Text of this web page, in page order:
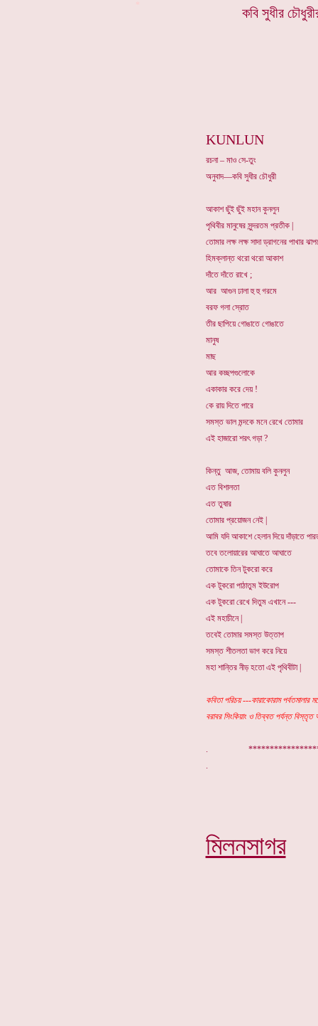
কবি সুধীর
KUNLUN
রচনা – মাও সে-তুং
অনুবাদ—কবি সুধীর চৌধুরী
আকাশ ছুঁই ছুঁই মহান কুনলুন
পৃথিবীর মানুষের সুন্দরতম প্রতীক |
তোমার লক্ষ লক্ষ সাদা ড্রাগনের পাখার
হিমক্লান্ত থরো থরো আকাশ
দাঁতে দাঁতে রাখে ;
আর আগুন ঢালা হু হু গরমে
বরফ গলা স্রোত
তীর ছাপিয়ে গোঙাতে গোঙাতে
মানুষ
মাছ
আর কচ্ছপগুলোকে
একাকার করে দেয় !
কে রায় দিতে পারে
সমস্ত ভাল মন্দকে মনে রেখে তোমার
এই হাজারো শরৎ গড়া ?
কিন্তু আজ, তোমায় বলি কুনলুন
এত বিশালতা
এত তুষার
তোমার প্রয়োজন নেই |
আমি যদি আকাশে হেলান দিয়ে দাঁড়াতে
তবে তলোয়ারের আঘাতে আঘাতে
তোমাকে তিন টুকরো করে
এক টুকরো পাঠাতুম ইউরোপ
এক টুকরো রেখে দিতুম এখানে ---
এই মহাচীনে |
তবেই তোমার সমস্ত উত্তাপ
সমস্ত শীতলতা ভাগ করে নিয়ে
মহা শান্তির নীড় হতো এই পৃথিবীটা |
কবিতা পরিচয় ---কারাকোরাম পর্বতমালার
বরাবর সিংকিয়াং ও তিব্বত পর্যন্ত
.
মিলনসাগর